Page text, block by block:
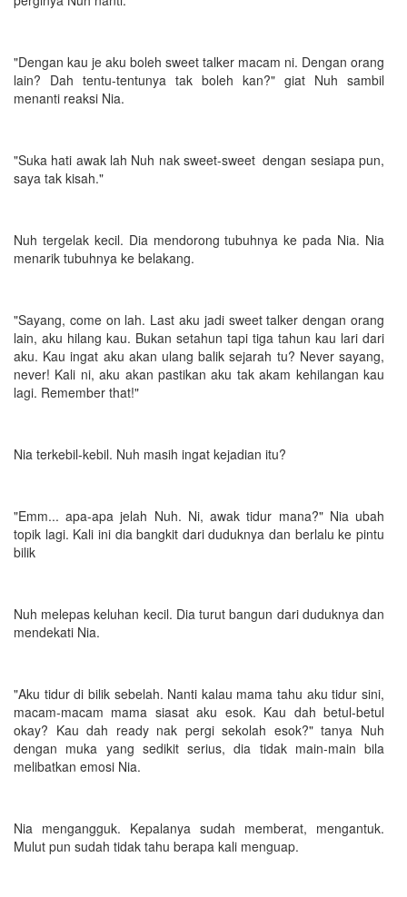
"Dengan kau je aku boleh sweet talker macam ni. Dengan orang
lain? Dah tentu-tentunya tak boleh kan?" giat Nuh sambil
menanti reaksi Nia.
"Suka hati awak lah Nuh nak sweet-sweet dengan sesiapa pun,
saya tak kisah."
Nuh tergelak kecil. Dia mendorong tubuhnya ke pada Nia. Nia
menarik tubuhnya ke belakang.
"Sayang, come on lah. Last aku jadi sweet talker dengan orang
lain, aku hilang kau. Bukan setahun tapi tiga tahun kau lari dari
aku. Kau ingat aku akan ulang balik sejarah tu? Never sayang,
never! Kali ni, aku akan pastikan aku tak akam kehilangan kau
lagi. Remember that!"
Nia terkebil-kebil. Nuh masih ingat kejadian itu?
"Emm... apa-apa jelah Nuh. Ni, awak tidur mana?" Nia ubah
topik lagi. Kali ini dia bangkit dari duduknya dan berlalu ke pintu
bilik
Nuh melepas keluhan kecil. Dia turut bangun dari duduknya dan
mendekati Nia.
"Aku tidur di bilik sebelah. Nanti kalau mama tahu aku tidur sini,
macam-macam mama siasat aku esok. Kau dah betul-betul
okay? Kau dah ready nak pergi sekolah esok?" tanya Nuh
dengan muka yang sedikit serius, dia tidak main-main bila
melibatkan emosi Nia.
Nia mengangguk. Kepalanya sudah memberat, mengantuk.
Mulut pun sudah tidak tahu berapa kali menguap.